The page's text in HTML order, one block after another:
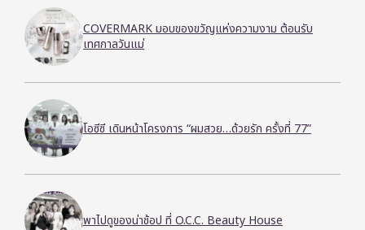
COVERMARK มอบของขวัญแห่งความงาม ต้อนรับ
เทศกาลวันแม่
โอซีซี เดินหน้าโครงการ “ผมสวย…ด้วยรัก ครั้งที่ 77”
พาไปดูของน่าช้อป ที่ O.C.C. Beauty House